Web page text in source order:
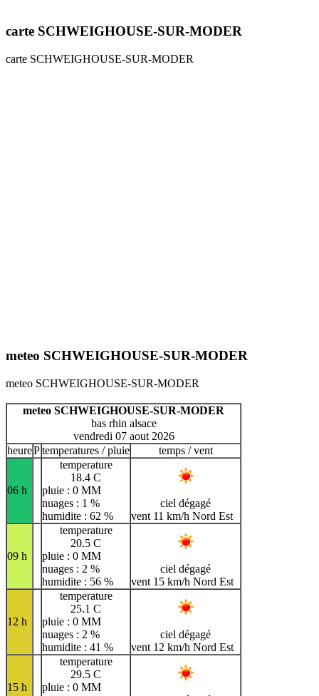
carte SCHWEIGHOUSE-SUR-MODER
carte SCHWEIGHOUSE-SUR-MODER
meteo SCHWEIGHOUSE-SUR-MODER
meteo SCHWEIGHOUSE-SUR-MODER
meteo SCHWEIGHOUSE-SUR-MODER
bas rhin alsace
vendredi 07 aout 2026
heurePtemperatures / pluie temps / vent
06 h
temperature
18.4 C
pluie : 0 MM
nuages : 1 %
humidite : 62 %
ciel dégagé
vent 11 km/h Nord Est
09 h
temperature
20.5 C
pluie : 0 MM
nuages : 2 %
humidite : 56 %
ciel dégagé
vent 15 km/h Nord Est
12 h
temperature
25.1 C
pluie : 0 MM
nuages : 2 %
humidite : 41 %
ciel dégagé
vent 12 km/h Nord Est
15 h
temperature
29.5 C
pluie : 0 MM